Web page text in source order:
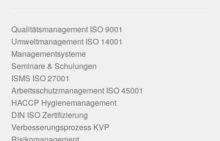
Qualitätsmanagement ISO 9001
Umweltmanagement ISO 14001
Managementsysteme
Seminare & Schulungen
ISMS ISO 27001
Arbeitsschutzmanagement ISO 45001
HACCP Hygienemanagement
DIN ISO Zertifizierung
Verbesserungsprozess KVP